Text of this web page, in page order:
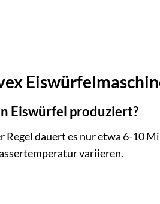
Eiswürfel produziert?
dauert es nur etwa 6-10
variieren.